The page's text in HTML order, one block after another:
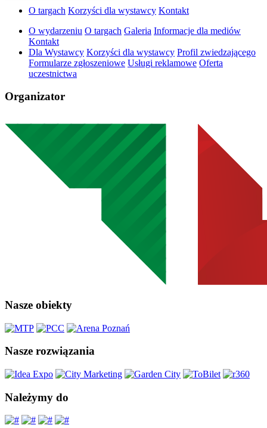
O targach Korzyści dla wystawcy Kontakt
O wydarzeniu O targach Galeria Informacje dla mediów
Kontakt
Dla Wystawcy Korzyści dla wystawcy Profil zwiedzającego
Formularze zgłoszeniowe Usługi reklamowe Oferta
uczestnictwa
Organizator
Nasze obiekty
Nasze rozwiązania
Należymy do